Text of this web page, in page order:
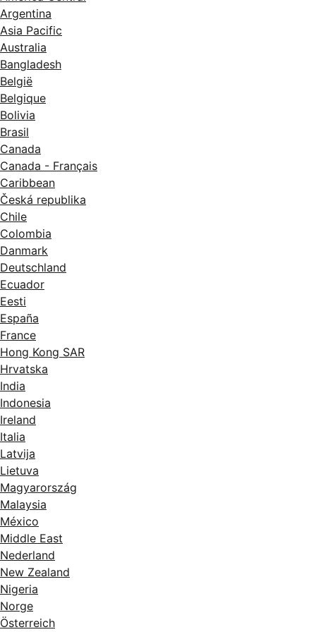
Argentina
Asia Pacific
Australia
Bangladesh
België
Belgique
Bolivia
Brasil
Canada
Canada - Français
Caribbean
Česká republika
Chile
Colombia
Danmark
Deutschland
Ecuador
Eesti
España
France
Hong Kong SAR
Hrvatska
India
Indonesia
Ireland
Italia
Latvija
Lietuva
Magyarország
Malaysia
México
Middle East
Nederland
New Zealand
Nigeria
Norge
Österreich